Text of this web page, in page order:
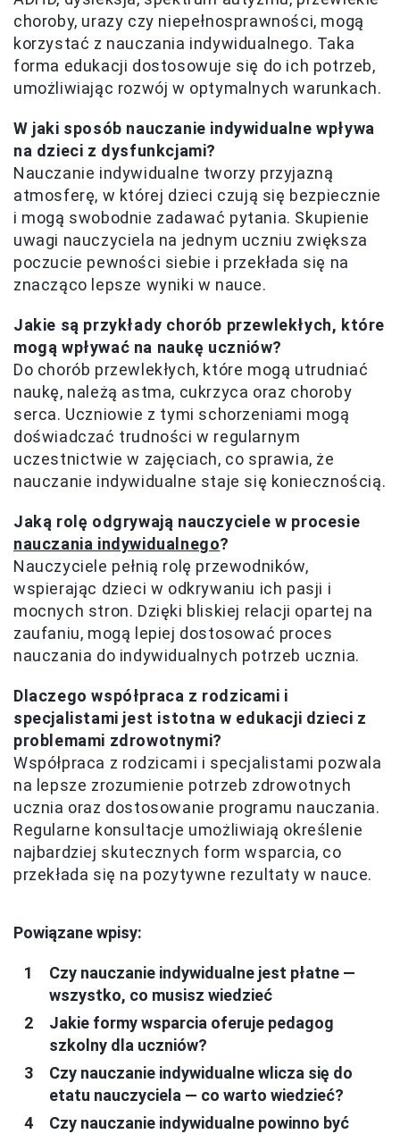
choroby, urazy czy niepełnosprawności, mogą
korzystać z nauczania indywidualnego. Taka
forma edukacji dostosowuje się do ich potrzeb,
umożliwiając rozwój w optymalnych warunkach.
W jaki sposób nauczanie indywidualne wpływa
na dzieci z dysfunkcjami?
Nauczanie indywidualne tworzy przyjazną
atmosferę, w której dzieci czują się bezpiecznie
i mogą swobodnie zadawać pytania. Skupienie
uwagi nauczyciela na jednym uczniu zwiększa
poczucie pewności siebie i przekłada się na
znacząco lepsze wyniki w nauce.
Jakie są przykłady chorób przewlekłych, które
mogą wpływać na naukę uczniów?
Do chorób przewlekłych, które mogą utrudniać
naukę, należą astma, cukrzyca oraz choroby
serca. Uczniowie z tymi schorzeniami mogą
doświadczać trudności w regularnym
uczestnictwie w zajęciach, co sprawia, że
nauczanie indywidualne staje się koniecznością.
Jaką rolę odgrywają nauczyciele w procesie
nauczania indywidualnego?
Nauczyciele pełnią rolę przewodników,
wspierając dzieci w odkrywaniu ich pasji i
mocnych stron. Dzięki bliskiej relacji opartej na
zaufaniu, mogą lepiej dostosować proces
nauczania do indywidualnych potrzeb ucznia.
Dlaczego współpraca z rodzicami i
specjalistami jest istotna w edukacji dzieci z
problemami zdrowotnymi?
Współpraca z rodzicami i specjalistami pozwala
na lepsze zrozumienie potrzeb zdrowotnych
ucznia oraz dostosowanie programu nauczania.
Regularne konsultacje umożliwiają określenie
najbardziej skutecznych form wsparcia, co
przekłada się na pozytywne rezultaty w nauce.
Powiązane wpisy:
Czy nauczanie indywidualne jest płatne —
wszystko, co musisz wiedzieć
Jakie formy wsparcia oferuje pedagog
szkolny dla uczniów?
Czy nauczanie indywidualne wlicza się do
etatu nauczyciela — co warto wiedzieć?
Czy nauczanie indywidualne powinno być